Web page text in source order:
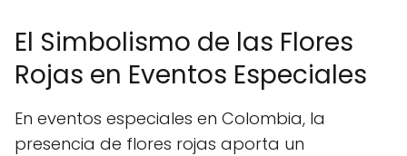
El Simbolismo de las Flores
Rojas en Eventos Especiales
En eventos especiales en Colombia, la
presencia de flores rojas aporta un